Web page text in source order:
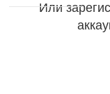
Или